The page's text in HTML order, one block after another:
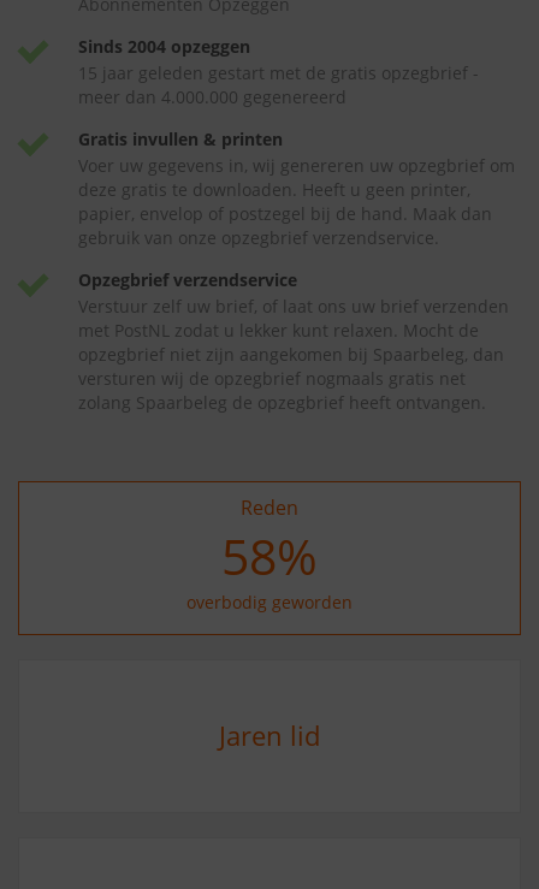
Sinds 2004 opzeggen
15 jaar geleden gestart met de gratis opzegbrief -
meer dan 4.000.000 gegenereerd
Gratis invullen & printen
Voer uw gegevens in, wij genereren uw opzegbrief om
deze gratis te downloaden. Heeft u geen printer,
papier, envelop of postzegel bij de hand. Maak dan
gebruik van onze opzegbrief verzendservice.
Opzegbrief verzendservice
Verstuur zelf uw brief, of laat ons uw brief verzenden
met PostNL zodat u lekker kunt relaxen. Mocht de
opzegbrief niet zijn aangekomen bij Spaarbeleg, dan
versturen wij de opzegbrief nogmaals gratis net
zolang Spaarbeleg de opzegbrief heeft ontvangen.
Reden
69%
overbodig geworden
Jaren lid